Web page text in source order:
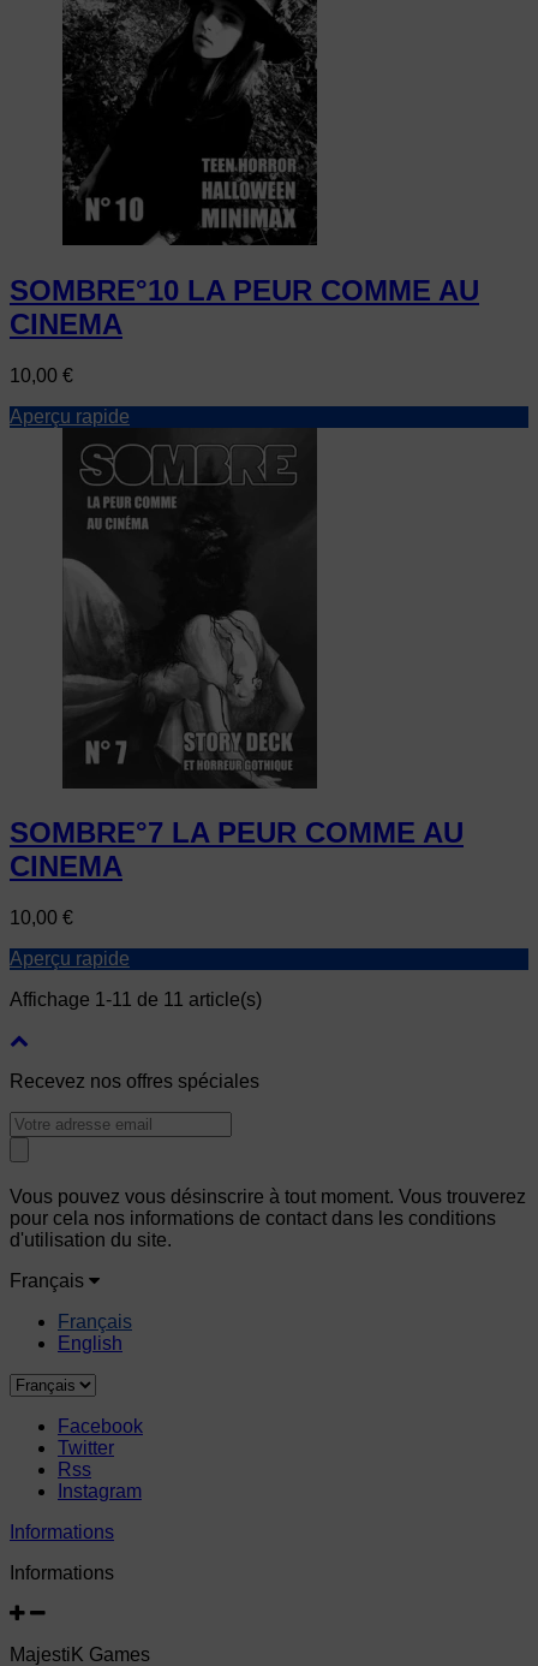
SOMBRE°10 LA PEUR COMME AU
CINEMA
Prix
10,00 €
Aperçu rapide
SOMBRE°7 LA PEUR COMME AU
CINEMA
Prix
10,00 €
Aperçu rapide
Affichage 1-11 de 11 article(s)
Recevez nos offres spéciales
Vous pouvez vous désinscrire à tout moment. Vous trouverez
pour cela nos informations de contact dans les conditions
d'utilisation du site.
Français
Français
English
Facebook
Twitter
Rss
Instagram
Informations
Informations
MajestiK Games